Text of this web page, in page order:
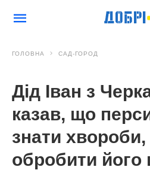
ГОЛОВНА САД-ГОРОД
Дід Іван з
казав, що
знати
обробити його